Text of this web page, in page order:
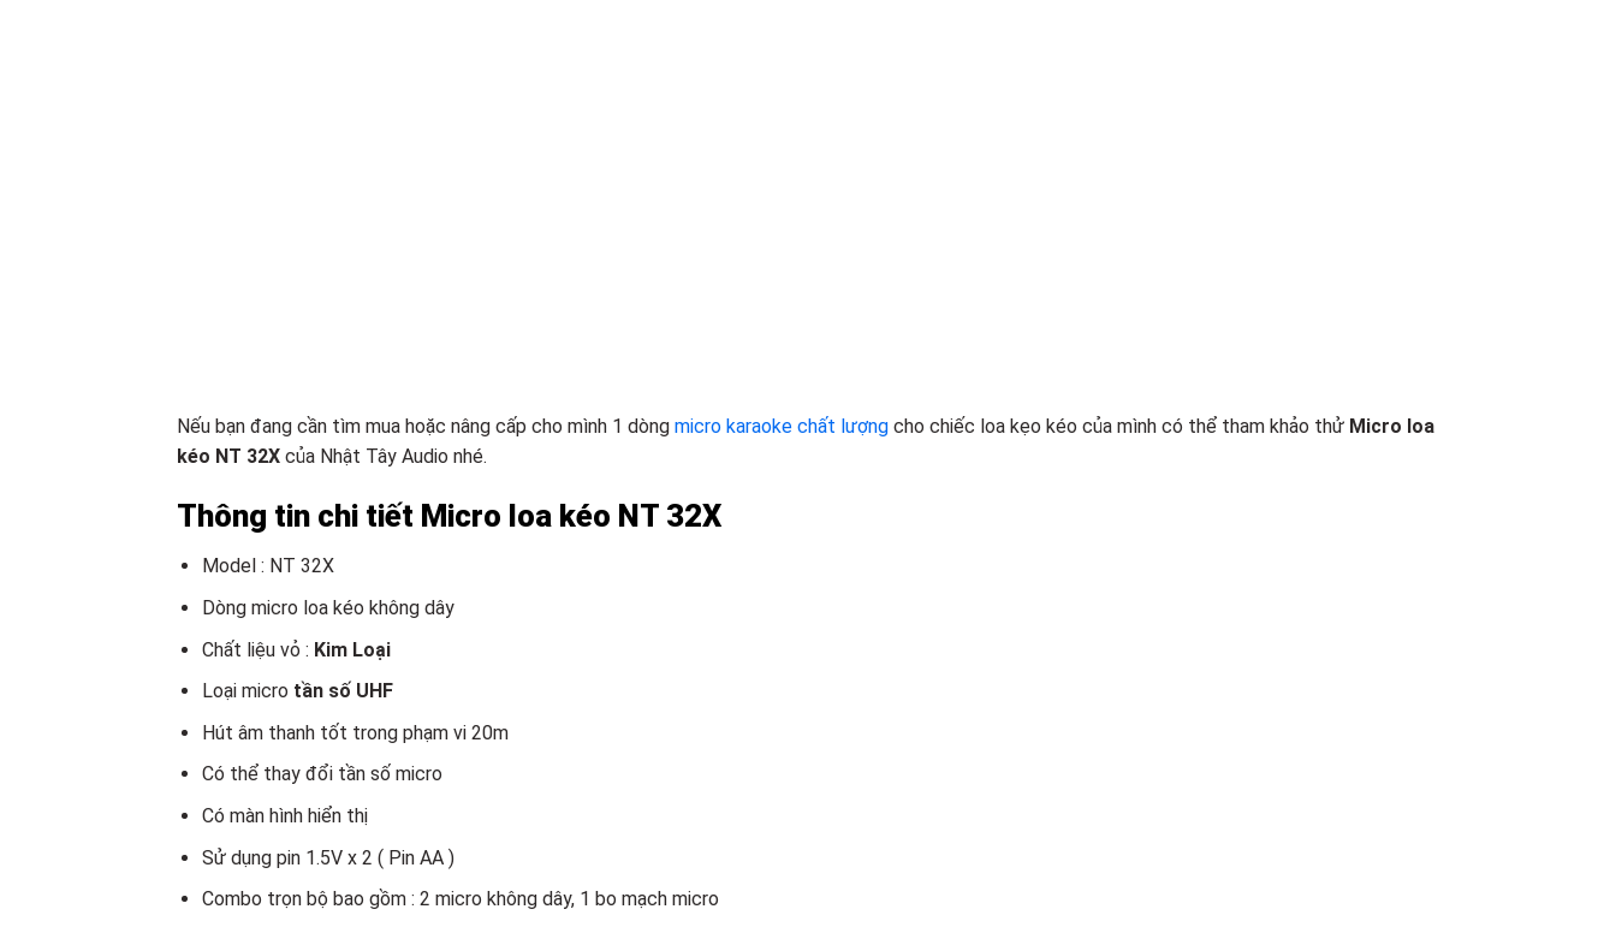
Nếu bạn đang cần tìm mua hoặc nâng cấp cho mình 1 dòng micro karaoke chất lượng cho chiếc loa kẹo kéo của mình có thể tham khảo thử Micro loa
kéo NT 32X của Nhật Tây Audio nhé.
Thông tin chi tiết Micro loa kéo NT 32X
Model : NT 32X
Dòng micro loa kéo không dây
Chất liệu vỏ : Kim Loại
Loại micro tần số UHF
Hút âm thanh tốt trong phạm vi 20m
Có thể thay đổi tần số micro
Có màn hình hiển thị
Sử dụng pin 1.5V x 2 ( Pin AA )
Combo trọn bộ bao gồm : 2 micro không dây, 1 bo mạch micro